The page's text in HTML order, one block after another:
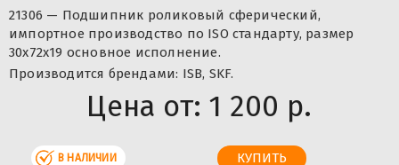
21306 — Подшипник роликовый сферический,
импортное производство по ISO стандарту, размер
30x72x19 основное исполнение.
Производится брендами: ISB, SKF.
Цена от: 1 200 р.
В НАЛИЧИИ